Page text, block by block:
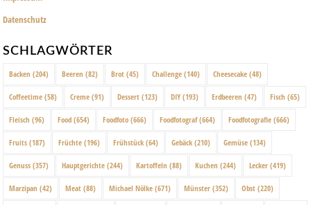
Datenschutz
SCHLAGWÖRTER
Backen (204) Beeren (82) Brot (45) Challenge (140) Cheesecake (48)
Coffeetime (58) Creme (91) Dessert (123) DIY (193) Erdbeeren (47) Fisch (65)
Fleisch (96) Food (654) Foodfoto (666) Foodfotograf(664) Foodfotografie (666)
Fruits (187) Früchte (196) Frühstück (64) Gebäck (210) Gemüse (134)
Genuss (357) Hauptgerichte (244) Kartoffeln (88) Kuchen (244) Lecker (419)
Marzipan (42) Meat (88) Michael Nölke (671) Münster (352) Obst (220)